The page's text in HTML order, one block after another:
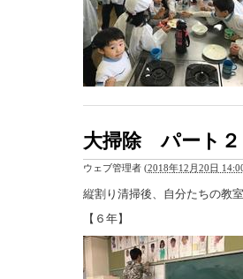
大掃除 パート２
ウェブ管理者 (2018年12月20日
縦割り清掃後、自分たちの教
【６年】